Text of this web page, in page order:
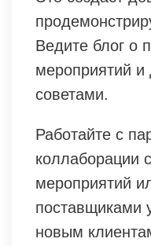
Ведите блог о
мероприятий и
советами.
Работайте с
коллаборации
мероприятий
поставщиками
новым